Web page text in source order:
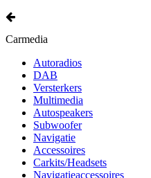
Carmedia
Autoradios
DAB
Versterkers
Multimedia
Autospeakers
Subwoofer
Navigatie
Accessoires
Carkits/Headsets
Navigatieaccessoires